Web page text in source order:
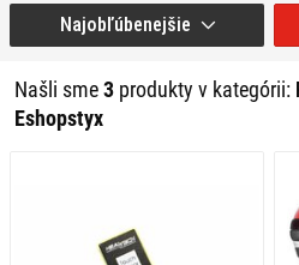
Našli sme3 produkty v kategórii:
Eshopstyx
Najobľúbenejšie